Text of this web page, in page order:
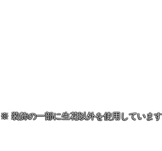
装飾の一部に生花以外を使用していま